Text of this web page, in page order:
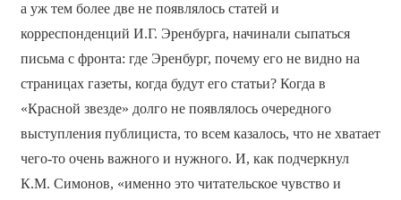
а уж тем более две не появлялось статей и
корреспонденций И.Г. Эренбурга, начинали сыпаться
письма с фронта: где Эренбург, почему его не видно на
страницах газеты, когда будут его статьи? Когда в
«Красной звезде» долго не появлялось очередного
выступления публициста, то всем казалось, что не хватает
чего-то очень важного и нужного. И, как подчеркнул
К.М. Симонов, «именно это читательское чувство и